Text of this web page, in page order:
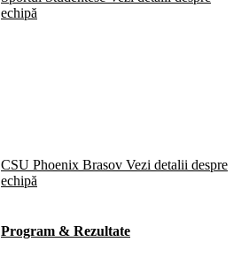
echipă
CSU Phoenix Brasov Vezi detalii despre
echipă
Program & Rezultate